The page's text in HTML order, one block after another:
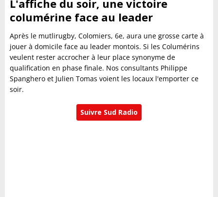
L'affiche du soir, une victoire
columérine face au leader
Après le mutlirugby, Colomiers, 6e, aura une grosse carte à
jouer à domicile face au leader montois. Si les Columérins
veulent rester accrocher à leur place synonyme de
qualification en phase finale. Nos consultants Philippe
Spanghero et Julien Tomas voient les locaux l'emporter ce
soir.
Suivre Sud Radio